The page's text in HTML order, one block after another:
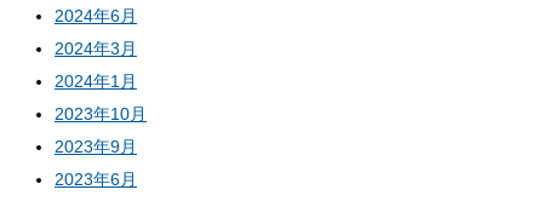
2024年6月
2024年3月
2024年1月
2023年10月
2023年9月
2023年6月